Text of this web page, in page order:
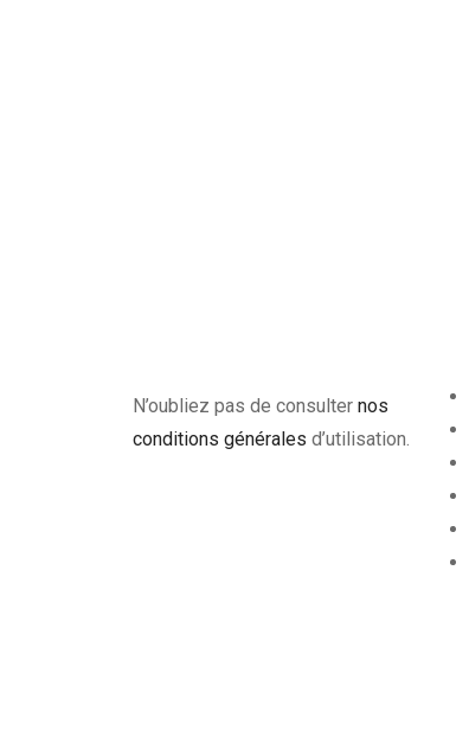
N’oubliez pas de consulter nos
conditions générales d’utilisation.